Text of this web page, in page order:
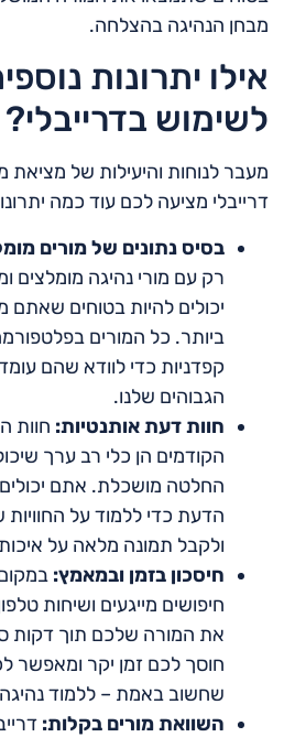
מבחן הנהיגה בהצלחה.
אילו יתרונות
לשימוש בדרייבלי?
מעבר לנוחות והיעילות של מציאת
דרייבלי מציעה לכם עוד כמה
בסיס נתונים של מורים
רק עם מורי נהיגה מומלצים
יכולים להיות בטוחים
ביותר. כל המורים
קפדניות כדי לוודא שהם
הגבוהים שלנו.
חוות דעת אותנטיות: חוות
הקודמים הן כלי רב ערך
החלטה מושכלת. אתם
הדעת כדי ללמוד על
ולקבל תמונה מלאה על
חיסכון בזמן ובמאמץ:
חיפושים מייגעים ושיחות
את המורה שלכם תוך דקות
חוסך לכם זמן יקר
שחשוב באמת – ללמוד
השוואת מורים בקלות: